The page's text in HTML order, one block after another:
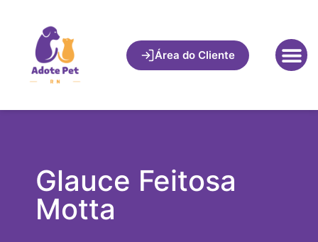
Área do Cliente
Glauce Feitosa
Motta